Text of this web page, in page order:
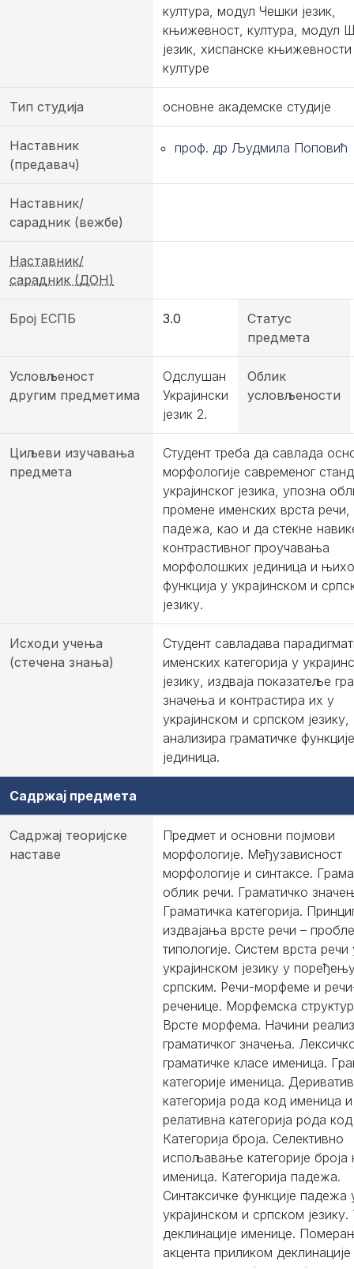
култура, модул Чешки језик,
књижевност, култура, модул
језик, хиспанске
културе
Тип студија основне академске студије
Наставник
(предавач)
проф. др Људмила Поповић
Наставник/
сарадник (вежбе)
Наставник/
сарадник (ДОН)
Број ЕСПБ 3.0
Статус
предмета
Условљеност
другим предметима
Одслушан
Украјински
језик 2.
Облик
условљености
Циљеви изучавања
предмета
Студент треба да савлада
морфологије савременог
украјинског језика, упозна
промене именских врста речи,
падежа, као и да стекне
контрастивног проучавања
морфолошких јединица и
функција у украјинском и
језику.
Исходи учења
(стечена знања)
Студент савладава
именских категорија у
језику, издваја показатеље
значења и контрастира их у
украјинском и српском језику,
анализира граматичке
јединица.
Садржај предмета
Садржај теоријске
наставе
Предмет и основни појмови
морфологије. Међузависност
морфологије и синтаксе.
облик речи. Граматичко
Граматичка категорија.
издвајања врсте речи –
типологије. Систем врста речи
украјинском језику у
српским. Речи-морфеме и
реченице. Морфемска
Врсте морфема. Начини
граматичког значења.
граматичке класе именица.
категорије именица.
категорија рода код именица и
релативна категорија рода
Категорија броја. Селективно
испољавање категорије броја
именица. Категорија падежа.
Синтаксичке функције падежа
украјинском и српском
деклинације именице.
акцента приликом деклинације